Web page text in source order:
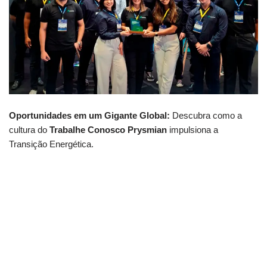
Oportunidades em um Gigante Global: Descubra como a
cultura do Trabalhe Conosco Prysmian impulsiona a
Transição Energética.